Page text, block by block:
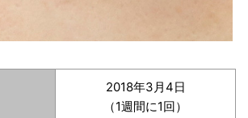
2018年3月4日
（1週間に1回）